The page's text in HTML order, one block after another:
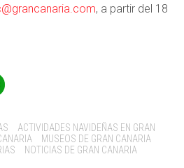
, a partir del 18
ACTIVIDADES NAVIDEÑAS EN GRAN
MUSEOS DE GRAN CANARIA
NOTICIAS DE GRAN CANARIA